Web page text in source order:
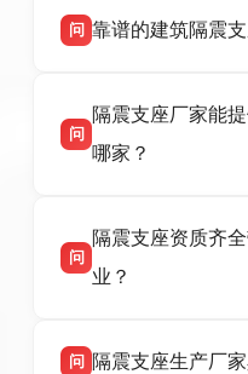
问 靠谱的建筑隔震
震支座厂家，专业
HDR 高阻尼、FPS
话：13323182312
问
隔震支座厂家能
哪家？
产厂家，可提供支
供货、现场安装指
话：13323182312
问
隔震支座资质齐
业？
品资质齐全，每批
问 隔震支座生产厂